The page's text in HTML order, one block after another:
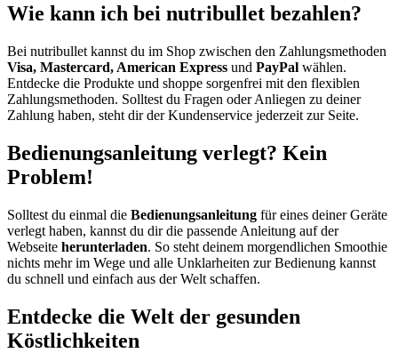
Wie kann ich bei nutribullet bezahlen?
Bei nutribullet kannst du im Shop zwischen den Zahlungsmethoden
Visa, Mastercard, American Express und PayPal wählen.
Entdecke die Produkte und shoppe sorgenfrei mit den flexiblen
Zahlungsmethoden. Solltest du Fragen oder Anliegen zu deiner
Zahlung haben, steht dir der Kundenservice jederzeit zur Seite.
Bedienungsanleitung verlegt? Kein
Problem!
Solltest du einmal die Bedienungsanleitung für eines deiner Geräte
verlegt haben, kannst du dir die passende Anleitung auf der
Webseite herunterladen. So steht deinem morgendlichen Smoothie
nichts mehr im Wege und alle Unklarheiten zur Bedienung kannst
du schnell und einfach aus der Welt schaffen.
Entdecke die Welt der gesunden
Köstlichkeiten